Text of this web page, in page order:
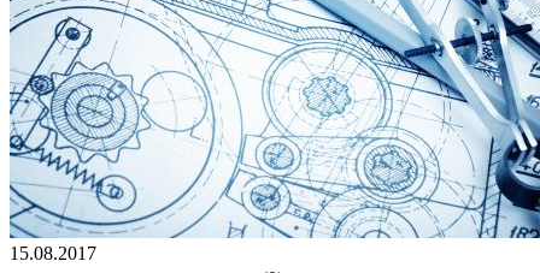
15.08.2017